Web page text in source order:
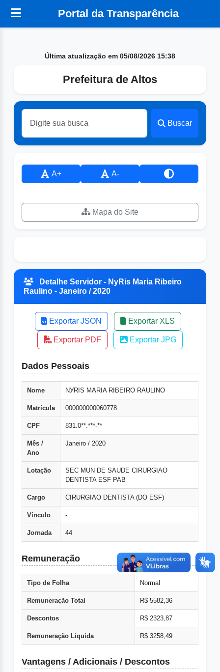
Portal da Transparência
Última atualização em 05/08/2026 15:38
Prefeitura de Altos
Buscar
A+ A-
Mapa do Site
Detalhe Servidor - NуRis Maria Ribeiro
Raulino - Janeiro / 2020
Exportar JSON Exportar XLS
Exportar PDF Exportar JPG
Dados Pessoais
Nome NУRIS MARIA RIBEIRO RAULINO
Matrícula 000000000060778
CPF 831.0**.***-**
Mês /
Ano
Janeiro / 2020
Lotação
SEC MUN DE SAUDE CIRURGIAO
DENTISTA ESF PAB
Cargo CIRURGIAO DENTISTA (DO ESF)
Vínculo -
Jornada 44
Remuneração
Tipo de Folha Normal
Remuneração Total R$ 5582,36
Descontos R$ 2323,87
Remuneração Líquida R$ 3258,49
Vantagens / Adicionais / Descontos